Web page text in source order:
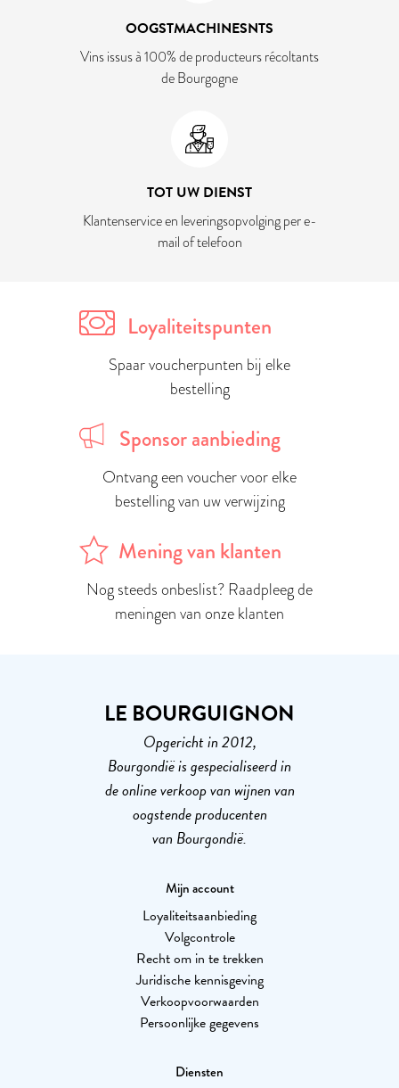
OOGSTMACHINESNTS
Vins issus à 100% de producteurs récoltants
de Bourgogne
TOT UW DIENST
Klantenservice en leveringsopvolging per e-
mail of telefoon
Loyaliteitspunten
Spaar voucherpunten bij elke
bestelling
Sponsor aanbieding
Ontvang een voucher voor elke
bestelling van uw verwijzing
Mening van klanten
Nog steeds onbeslist? Raadpleeg de
meningen van onze klanten
LE BOURGUIGNON
Opgericht in 2012,
Bourgondië is gespecialiseerd in
de online verkoop van wijnen van
oogstende producenten
van Bourgondië.
Mijn account
Loyaliteitsaanbieding
Volgcontrole
Recht om in te trekken
Juridische kennisgeving
Verkoopvoorwaarden
Persoonlijke gegevens
Diensten